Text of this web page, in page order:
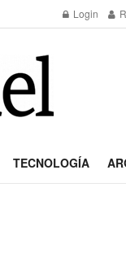
Login
TECNOLOGÍA